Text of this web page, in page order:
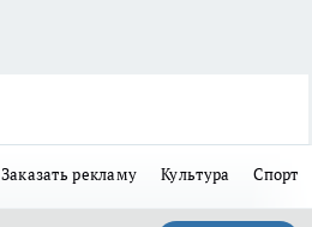
Заказать рекламу Культура Спорт